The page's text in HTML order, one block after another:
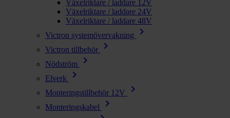
Växelriktare / laddare 12V
Växelriktare / laddare 24V
Växelriktare / laddare 48V
Victron systemövervakning
chevron_right
Victron tillbehör chevron_right
Nödström chevron_right
Elverk chevron_right
Monteringstillbehör 12V chevron_right
Monteringskabel chevron_right